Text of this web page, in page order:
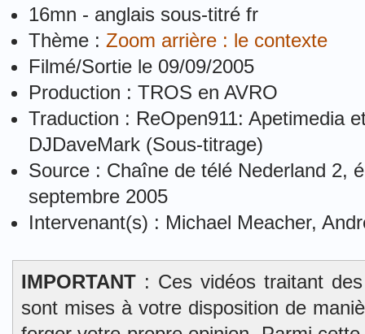
16mn - anglais sous-titré fr
Thème : Zoom arrière : le contexte
Filmé/Sortie le 09/09/2005
Production : TROS en AVRO
Traduction : ReOpen911: Apetimedia
DJDaveMark (Sous-titrage)
Source : Chaîne de télé Nederland 2,
septembre 2005
Intervenant(s) : Michael Meacher,
IMPORTANT : Ces vidéos traitant
sont mises à votre disposition de